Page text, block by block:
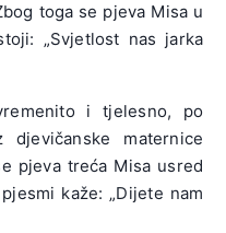
toga se pjeva Misa u
„Svjetlost nas jarka
i tjelesno, po
maternice
pjeva treća Misa usred
kaže: „Dijete nam